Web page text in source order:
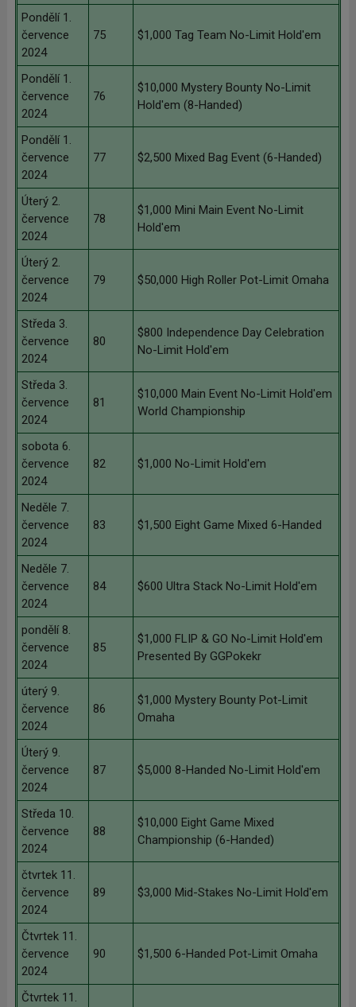
Pondělí 1.
července
2024
75 $1,000 Tag Team No-Limit Hold'em
Pondělí 1.
července
2024
76
$10,000 Mystery Bounty No-Limit
Hold'em (8-Handed)
Pondělí 1.
července
2024
77 $2,500 Mixed Bag Event (6-Handed)
Úterý 2.
července
2024
78
$1,000 Mini Main Event No-Limit
Hold'em
Úterý 2.
července
2024
79 $50,000 High Roller Pot-Limit Omaha
Středa 3.
července
2024
80
$800 Independence Day Celebration
No-Limit Hold'em
Středa 3.
července
2024
81
$10,000 Main Event No-Limit Hold'em
World Championship
sobota 6.
července
2024
82 $1,000 No-Limit Hold'em
Neděle 7.
července
2024
83 $1,500 Eight Game Mixed 6-Handed
Neděle 7.
července
2024
84 $600 Ultra Stack No-Limit Hold'em
pondělí 8.
července
2024
85
$1,000 FLIP & GO No-Limit Hold'em
Presented By GGPokekr
úterý 9.
července
2024
86
$1,000 Mystery Bounty Pot-Limit
Omaha
Úterý 9.
července
2024
87 $5,000 8-Handed No-Limit Hold'em
Středa 10.
července
2024
88
$10,000 Eight Game Mixed
Championship (6-Handed)
čtvrtek 11.
července
2024
89 $3,000 Mid-Stakes No-Limit Hold'em
Čtvrtek 11.
července
2024
90 $1,500 6-Handed Pot-Limit Omaha
Čtvrtek 11.